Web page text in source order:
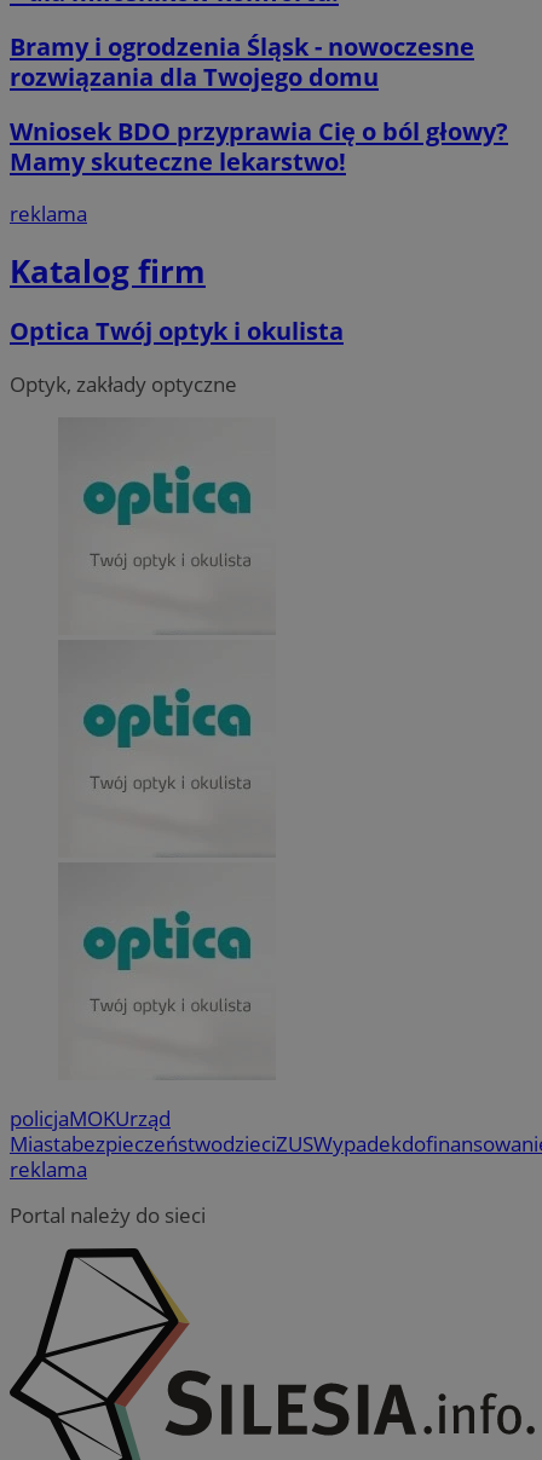
Bramy i ogrodzenia Śląsk - nowoczesne
rozwiązania dla Twojego domu
Wniosek BDO przyprawia Cię o ból głowy?
Mamy skuteczne lekarstwo!
reklama
Katalog firm
Optica Twój optyk i okulista
Optyk, zakłady optyczne
policjaMOKUrząd
MiastabezpieczeństwodzieciZUSWypadek
reklama
Portal należy do sieci